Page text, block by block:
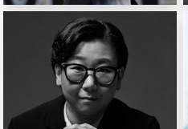
réalisateur
(Slovénie)
Klemen Dvornik